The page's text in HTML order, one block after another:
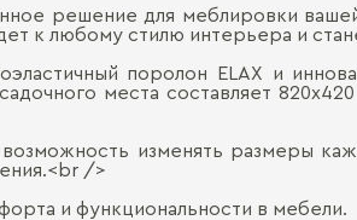
решение для меблировки
к любому стилю интерьера и
поролон ELAX и
места составляет
изменять размеры
/>
и функциональности в мебели.